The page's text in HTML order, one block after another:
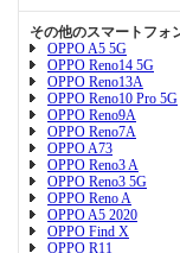
その他のスマートフォ
OPPO A5 5G
OPPO Reno14 5G
OPPO Reno13A
OPPO Reno10 Pro 5G
OPPO Reno9A
OPPO Reno7A
OPPO A73
OPPO Reno3 A
OPPO Reno3 5G
OPPO Reno A
OPPO A5 2020
OPPO Find X
OPPO R11